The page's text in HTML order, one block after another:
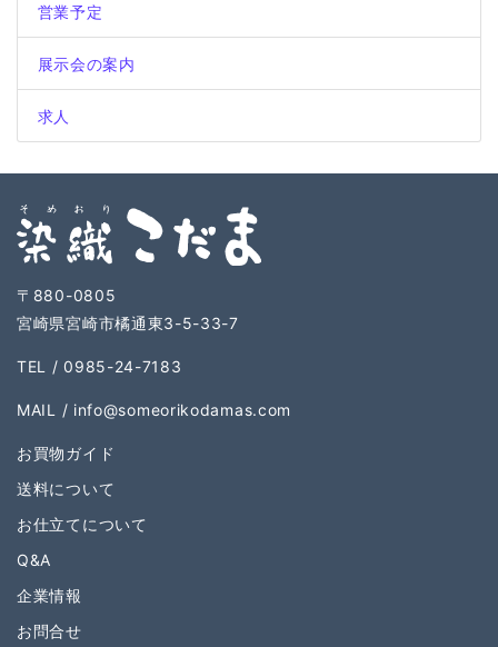
営業予定
展示会の案内
求人
〒880-0805
宮崎県宮崎市橘通東3-5-33-7
TEL / 0985-24-7183
MAIL / info@someorikodamas.com
お買物ガイド
送料について
お仕立てについて
Q&A
企業情報
お問合せ